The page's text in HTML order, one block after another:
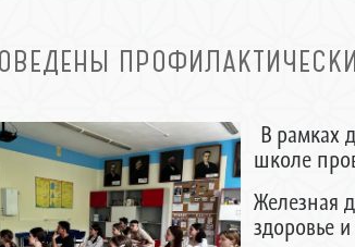
В рамках
школе
Железная
здоровье